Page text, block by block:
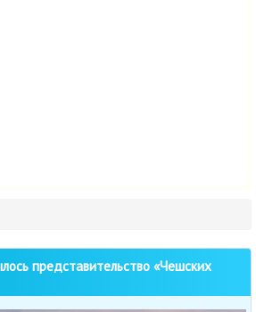
представительство «Чешских